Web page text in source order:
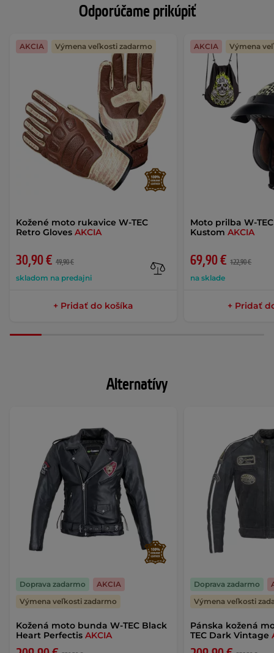
Odporúčame prikúpiť
Kožené moto rukavice W-TEC
Retro Gloves AKCIA
30,90 € 49,90 €
skladom na predajni
AKCIA Výmena veľkosti zadarmo
+ Pridať do košíka
Moto prilba W-
KustomAKCIA
69,90 € 122,90 €
na sklade
AKCIA Výmena
+ Pridať
Alternatívy
Kožená moto bunda W-TEC Black
Heart Perfectis AKCIA
Doprava zadarmo
AKCIA
Výmena veľkosti zadarmo
Pánska kožená
TEC Dark Vintage
Doprava zadarmo
Výmena veľkosti